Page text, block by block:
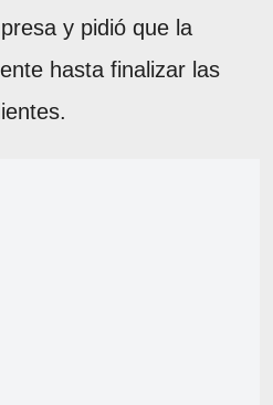
y pidió que la
hasta finalizar las